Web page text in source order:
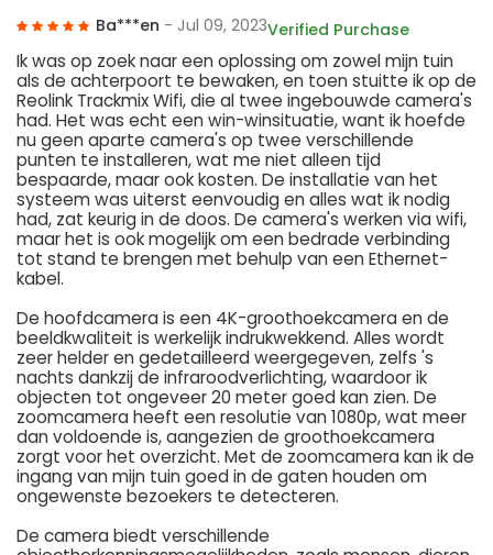
Ba***en - Jul 09, 2023Verified Purchase
Ik was op zoek naar een oplossing om zowel mijn tuin
als de achterpoort te bewaken, en toen stuitte ik op de
Reolink Trackmix Wifi, die al twee ingebouwde camera's
had. Het was echt een win-winsituatie, want ik hoefde
nu geen aparte camera's op twee verschillende
punten te installeren, wat me niet alleen tijd
bespaarde, maar ook kosten. De installatie van het
systeem was uiterst eenvoudig en alles wat ik nodig
had, zat keurig in de doos. De camera's werken via wifi,
maar het is ook mogelijk om een bedrade verbinding
tot stand te brengen met behulp van een Ethernet-
kabel.
De hoofdcamera is een 4K-groothoekcamera en de
beeldkwaliteit is werkelijk indrukwekkend. Alles wordt
zeer helder en gedetailleerd weergegeven, zelfs 's
nachts dankzij de infraroodverlichting, waardoor ik
objecten tot ongeveer 20 meter goed kan zien. De
zoomcamera heeft een resolutie van 1080p, wat meer
dan voldoende is, aangezien de groothoekcamera
zorgt voor het overzicht. Met de zoomcamera kan ik de
ingang van mijn tuin goed in de gaten houden om
ongewenste bezoekers te detecteren.
De camera biedt verschillende